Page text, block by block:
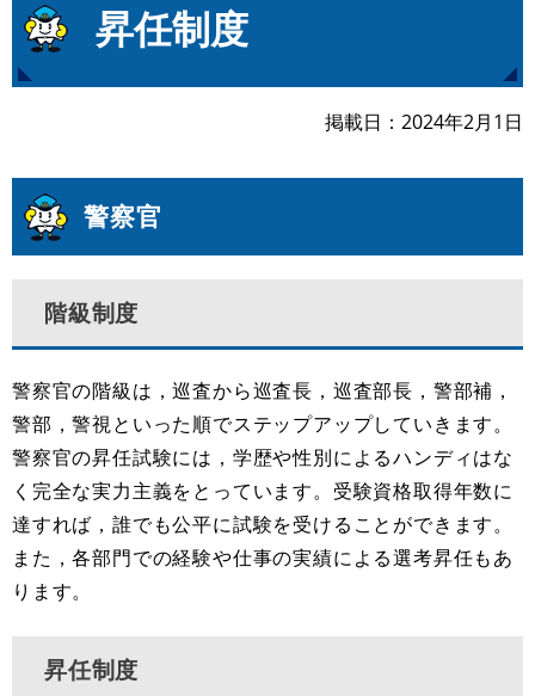
へ
文
昇任制度
掲載日 2024年2月1日
警察官
階級制度
警察官の階級は，巡査から巡査長，巡査部長，警部補，
警部，警視といった順でステップアップしていきます。
警察官の昇任試験には，学歴や性別によるハンディはな
く完全な実力主義をとっています。受験資格取得年数に
達すれば，誰でも公平に試験を受けることができます。
また，各部門での経験や仕事の実績による選考昇任もあ
ります。
昇任制度